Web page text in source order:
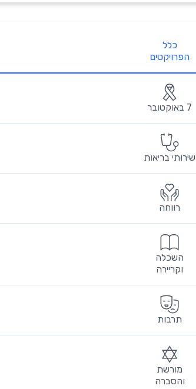
כלל
הפרויקטים
7 באוקטובר
שירותי בריאות
רווחה
השכלה
וקריירה
תרבות
מורשת
והסברה